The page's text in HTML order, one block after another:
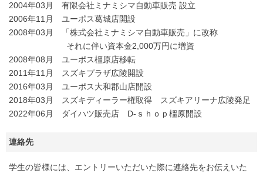
2004年03月 有限会社ミナミシマ自動車販売 設立
2006年11月 ユーポス葛城店開設
2008年03月 「株式会社ミナミシマ自動車販売」に改称
それに伴い資本金2,000万円に増資
2008年08月 ユーポス橿原店移転
2011年11月 スズキプラザ広陵開設
2016年03月 ユーポス大和郡山店開設
2018年03月 スズキディーラー権取得 スズキアリーナ広陵発足
2022年06月 ダイハツ販売店 D-ｓｈｏｐ橿原開設
連絡先
学生の皆様には、エントリーいただいた際に連絡先をお伝えいた